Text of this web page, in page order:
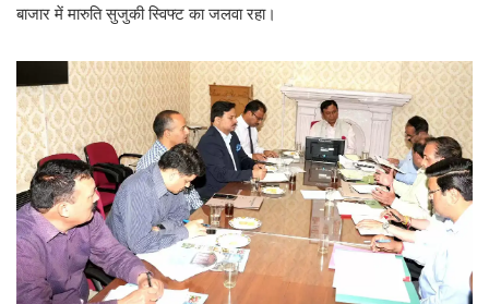
बाजार में मारुति सुजुकी स्विफ्ट का जलवा रहा।